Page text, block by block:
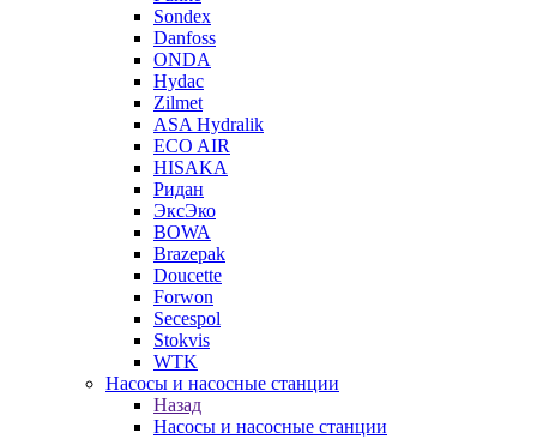
Sondex
Danfoss
ONDA
Hydac
Zilmet
ASA Hydralik
ECO AIR
HISAKA
Ридан
ЭксЭко
BOWA
Brazepak
Doucette
Forwon
Secespol
Stokvis
WTK
Насосы и насосные станции
Назад
Насосы и насосные станции